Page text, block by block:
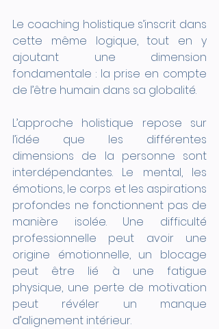
Le coaching holistique s’inscrit dans
cette même logique, tout en y
ajoutant une dimension
fondamentale : la prise en compte
de l’être humain dans sa globalité.
L’approche holistique repose sur
l’idée que les différentes
dimensions de la personne sont
interdépendantes. Le mental, les
émotions, le corps et les aspirations
profondes ne fonctionnent pas de
manière isolée. Une difficulté
professionnelle peut avoir une
origine émotionnelle, un blocage
peut être lié à une fatigue
physique, une perte de motivation
peut révéler un manque
d’alignement intérieur.